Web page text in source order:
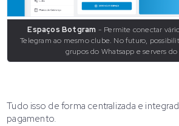
Espaços Botgram - Permite conectar
Telegram ao mesmo clube. No futuro,
grupos do Whatsapp e servers do
Tudo isso de forma centralizada e
pagamento.